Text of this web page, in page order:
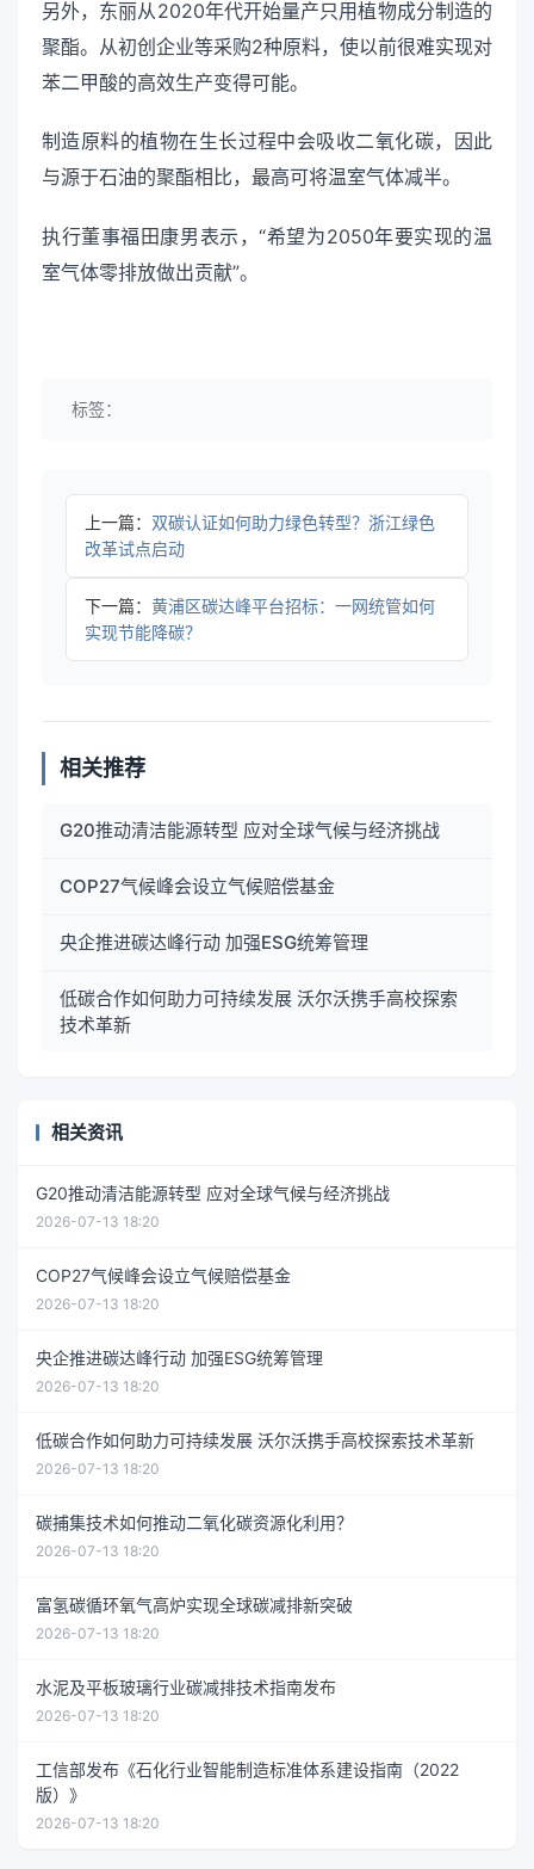
另外，东丽从2020年代开始量产只用植物成分制造的
聚酯。从初创企业等采购2种原料，使以前很难实现对
苯二甲酸的高效生产变得可能。
制造原料的植物在生长过程中会吸收二氧化碳，因此
与源于石油的聚酯相比，最高可将温室气体减半。
执行董事福田康男表示，“希望为2050年要实现的温
室气体零排放做出贡献”。
标签：
上一篇： 双碳认证如何助力绿色转型？浙江绿色
改革试点启动
下一篇： 黄浦区碳达峰平台招标：一网统管如何
实现节能降碳？
相关推荐
G20推动清洁能源转型 应对全球气候与经济挑战
COP27气候峰会设立气候赔偿基金
央企推进碳达峰行动 加强ESG统筹管理
低碳合作如何助力可持续发展 沃尔沃携手高校探索
技术革新
相关资讯
G20推动清洁能源转型 应对全球气候与经济挑战
2026-07-13 18:20
COP27气候峰会设立气候赔偿基金
2026-07-13 18:20
央企推进碳达峰行动 加强ESG统筹管理
2026-07-13 18:20
低碳合作如何助力可持续发展 沃尔沃携手高校探索技术革新
2026-07-13 18:20
碳捕集技术如何推动二氧化碳资源化利用？
2026-07-13 18:20
富氢碳循环氧气高炉实现全球碳减排新突破
2026-07-13 18:20
水泥及平板玻璃行业碳减排技术指南发布
2026-07-13 18:20
工信部发布《石化行业智能制造标准体系建设指南（2022
版）》
2026-07-13 18:20